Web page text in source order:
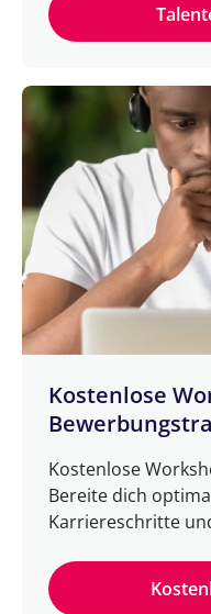
Kostenlose
Kostenlose
Bereite dich
Karriereschritte